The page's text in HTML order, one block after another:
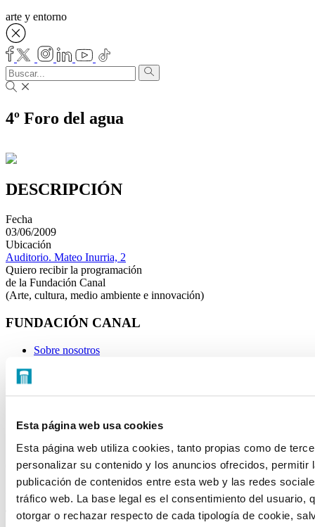
Esta página web usa cookies
Esta página web utiliza cookies, tanto propias como de
personalizar su contenido y los anuncios ofrecidos, permitir
publicación de contenidos entre esta web y las redes
tráfico web. La base legal es el consentimiento del usuario,
otorgar o rechazar respecto de cada tipología de cookie,
arte y entorno
4º Foro del agua
DESCRIPCIÓN
Fecha
03/06/2009
Ubicación
Auditorio. Mateo Inurria, 2
Quiero recibir la programación
de la Fundación Canal
(Arte, cultura, medio ambiente e innovación)
FUNDACIÓN CANAL
Sobre nosotros
Alquiler de espacios
C/ Mateo Inurria, 2
28036 Madrid
Tel.: +34 91 545 15 01